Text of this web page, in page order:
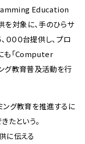
Education
を対象に、手のひらサ
０００台提供し、プロ
も「Computer
グ教育普及活動を行
ング教育を推進するに
たという。
に伝える